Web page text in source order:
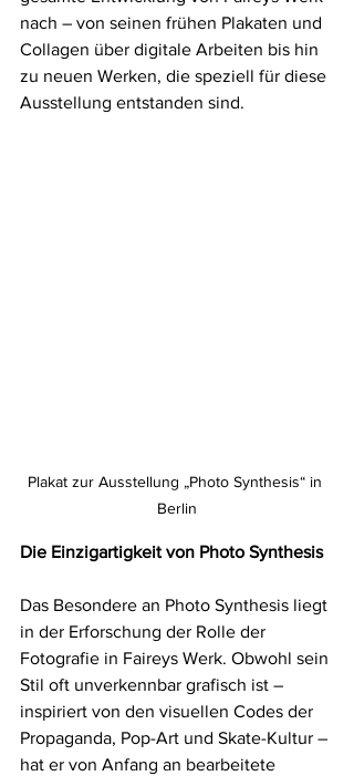
nach – von seinen frühen Plakaten und
Collagen über digitale Arbeiten bis hin
zu neuen Werken, die speziell für diese
Ausstellung entstanden sind.
Plakat zur Ausstellung „Photo Synthesis“ in
Berlin
Die Einzigartigkeit von Photo Synthesis
Das Besondere an Photo Synthesis liegt
in der Erforschung der Rolle der
Fotografie in Faireys Werk. Obwohl sein
Stil oft unverkennbar grafisch ist –
inspiriert von den visuellen Codes der
Propaganda, Pop-Art und Skate-Kultur –
hat er von Anfang an bearbeitete